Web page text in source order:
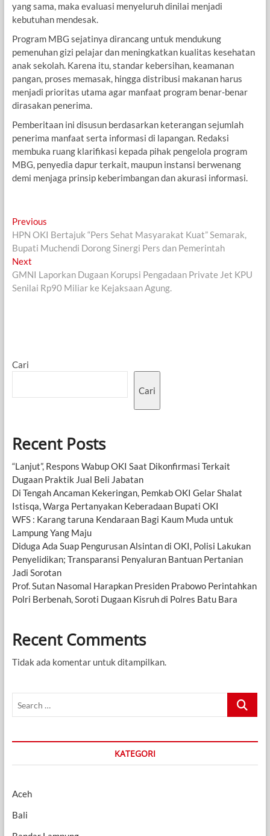
yang sama, maka evaluasi menyeluruh dinilai menjadi
kebutuhan mendesak.
Program MBG sejatinya dirancang untuk mendukung
pemenuhan gizi pelajar dan meningkatkan kualitas kesehatan
anak sekolah. Karena itu, standar kebersihan, keamanan
pangan, proses memasak, hingga distribusi makanan harus
menjadi prioritas utama agar manfaat program benar-benar
dirasakan penerima.
Pemberitaan ini disusun berdasarkan keterangan sejumlah
penerima manfaat serta informasi di lapangan. Redaksi
membuka ruang klarifikasi kepada pihak pengelola program
MBG, penyedia dapur terkait, maupun instansi berwenang
demi menjaga prinsip keberimbangan dan akurasi informasi.
Navigasi
pos
PreviousPrevious
post:
HPN OKI Bertajuk “Pers Sehat Masyarakat Kuat” Semarak,
Bupati Muchendi Dorong Sinergi Pers dan Pemerintah
NextNext
post:
GMNI Laporkan Dugaan Korupsi Pengadaan Private Jet KPU
Senilai Rp90 Miliar ke Kejaksaan Agung.
Cari
Cari
Recent Posts
“Lanjut”, Respons Wabup OKI Saat Dikonfirmasi Terkait
Dugaan Praktik Jual Beli Jabatan
Di Tengah Ancaman Kekeringan, Pemkab OKI Gelar Shalat
Istisqa, Warga Pertanyakan Keberadaan Bupati OKI
WFS : Karang taruna Kendaraan Bagi Kaum Muda untuk
Lampung Yang Maju
Diduga Ada Suap Pengurusan Alsintan di OKI, Polisi Lakukan
Penyelidikan; Transparansi Penyaluran Bantuan Pertanian
Jadi Sorotan
Prof. Sutan Nasomal Harapkan Presiden Prabowo Perintahkan
Polri Berbenah, Soroti Dugaan Kisruh di Polres Batu Bara
Recent Comments
Tidak ada komentar untuk ditampilkan.
Search
KATEGORI
Aceh
Bali